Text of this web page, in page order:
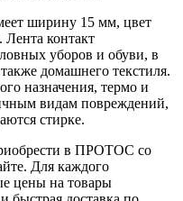
ширину 15 мм, цвет
Лента контакт
уборов и обуви, в
домашнего текстиля.
назначения, термо и
видам повреждений,
стирке.
в ПРОТОС со
Для каждого
цены на товары